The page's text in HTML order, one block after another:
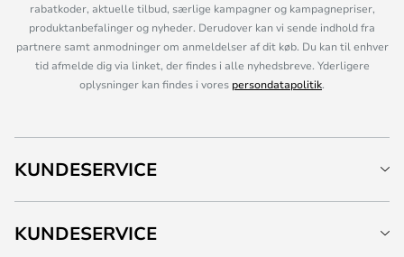
rabatkoder, aktuelle tilbud, særlige kampagner og kampagnepriser,
produktanbefalinger og nyheder. Derudover kan vi sende indhold fra
partnere samt anmodninger om anmeldelser af dit køb. Du kan til enhver
tid afmelde dig via linket, der findes i alle nyhedsbreve. Yderligere
oplysninger kan findes i vores persondatapolitik.
KUNDESERVICE
KUNDESERVICE